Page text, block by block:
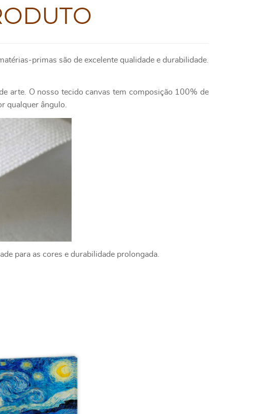
primas são de excelente qualidade e durabilidade.
arte. O nosso tecido canvas tem composição 100% de
qualquer ângulo.
para as cores e durabilidade prolongada.